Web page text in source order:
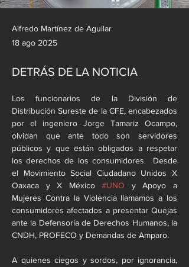
Alfredo Martínez de Aguilar
18 ago 2025
DETRÁS DE LA NOTICIA
Los funcionarios de la División de
Distribución Sureste de la CFE, encabezados
por el ingeniero Jorge Tamariz Ocampo,
olvidan que ante todo son servidores
públicos y que están obligados a respetar
los derechos de los consumidores.  Desde
el Movimiento Social Ciudadano Unidos X
Oaxaca y X México #UNO y Apoyo a
Mujeres Contra la Violencia llamamos a los
consumidores afectados a presentar Quejas
ante la Defensoría de Derechos Humanos, la
CNDH, PROFECO y Demandas de Amparo.
A quienes ciegos y sordos, por ignorancia,